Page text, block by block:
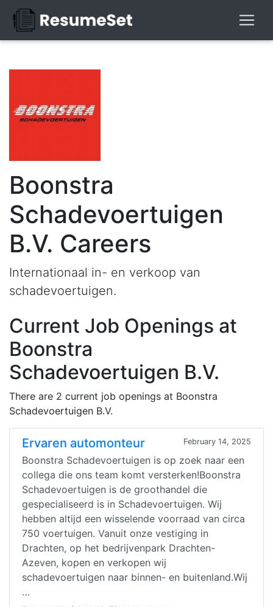
Boonstra
Schadevoertuigen
B.V. Careers
Internationaal in- en verkoop van
schadevoertuigen.
Current Job Openings at
Boonstra
Schadevoertuigen B.V.
There are 2 current job openings at Boonstra
Schadevoertuigen B.V.
Ervaren automonteur February 14, 2025
Boonstra Schadevoertuigen is op zoek naar een
collega die ons team komt versterken!Boonstra
Schadevoertuigen is de groothandel die
gespecialiseerd is in Schadevoertuigen. Wij
hebben altijd een wisselende voorraad van circa
750 voertuigen. Vanuit onze vestiging in
Drachten, op het bedrijvenpark Drachten-
Azeven, kopen en verkopen wij
schadevoertuigen naar binnen- en buitenland.Wij
…